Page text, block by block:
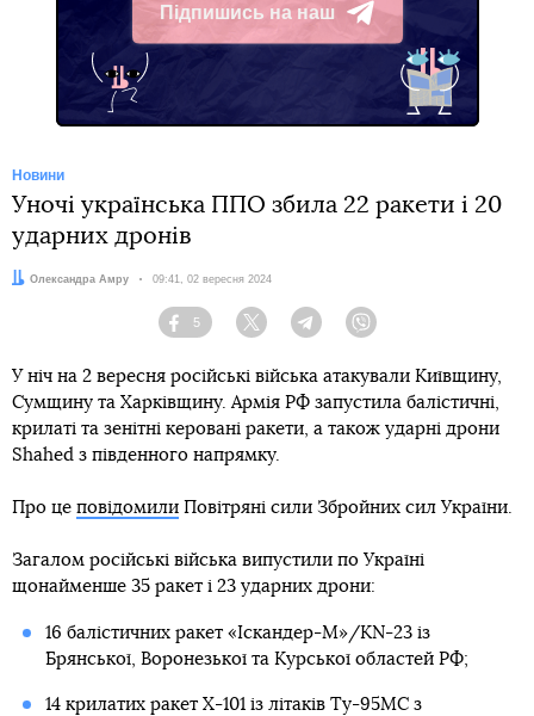
Підпишись на наш
Telegram
Новини
Уночі українська ППО збила 22 ракети і 20
ударних дронів
Автор:
Олександра Амру Дата:
09:41, 02 вересня 2024
Facebook
5
Twitter TelegramViber
У ніч на 2 вересня російські війська атакували Київщину,
Сумщину та Харківщину. Армія РФ запустила балістичні,
крилаті та зенітні керовані ракети, а також ударні дрони
Shahed з південного напрямку.
Про це повідомили Повітряні сили Збройних сил України.
Загалом російські війська випустили по Україні
щонайменше 35 ракет і 23 ударних дрони:
16 балістичних ракет «Іскандер-М»/KN-23 із
Брянської, Воронезької та Курської областей РФ;
14 крилатих ракет Х-101 із літаків Ту-95МС з